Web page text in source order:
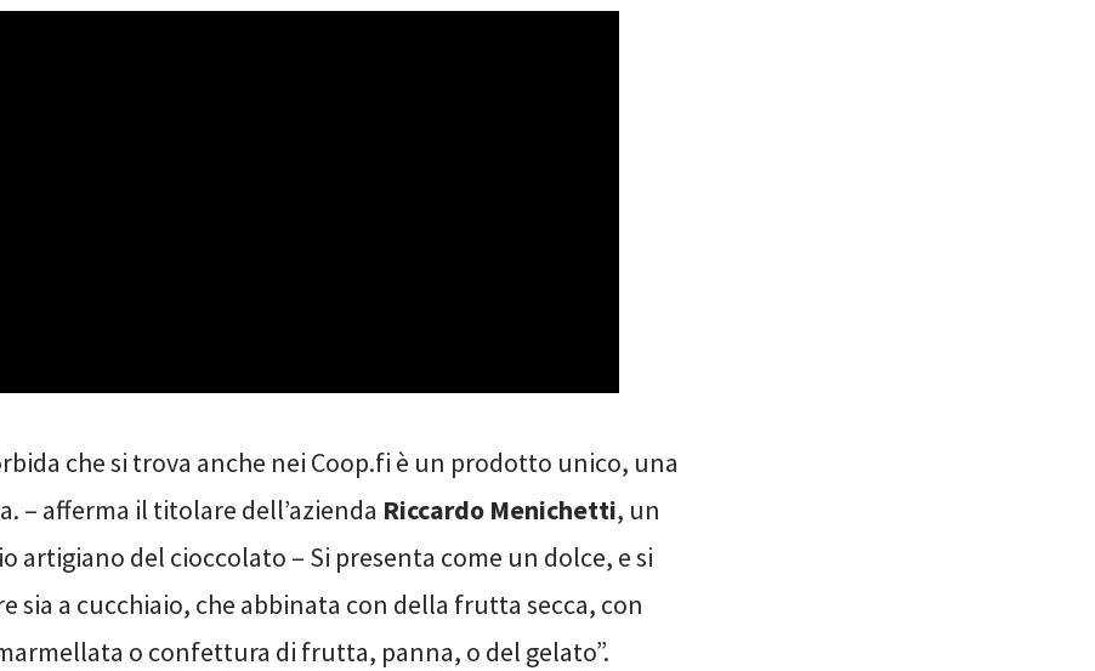
che si trova anche nei Coop.fi è un prodotto unico, una
– afferma il titolare dell’azienda Riccardo Menichetti, un
artigiano del cioccolato – Si presenta come un dolce, e si
sia a cucchiaio, che abbinata con della frutta secca, con
o confettura di frutta, panna, o del gelato”.